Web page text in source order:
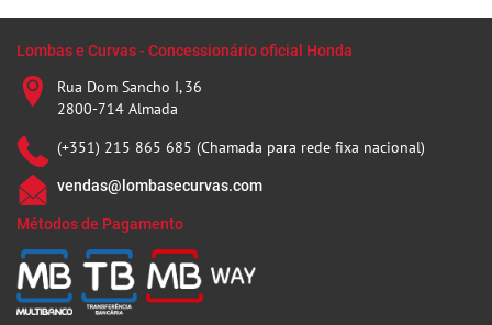
Lombas e Curvas - Concessionário oficial Honda
Rua Dom Sancho I, 36
2800-714 Almada
(+351) 215 865 685 (Chamada para rede fixa nacional)
vendas@lombasecurvas.com
Métodos de Pagamento